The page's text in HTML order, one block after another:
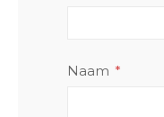
Naam